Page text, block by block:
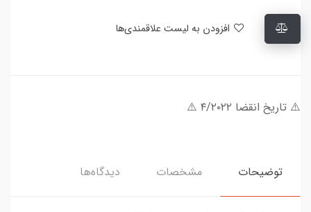
⚠️ تاریخ انقضا ۴/۲۰۲۲ ⚠️
توضیحات مشخصات دیدگاه‌ها